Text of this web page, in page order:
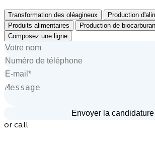
Transformation des oléagineux
Production
Produits alimentaires
Production de
Composez une ligne
or call